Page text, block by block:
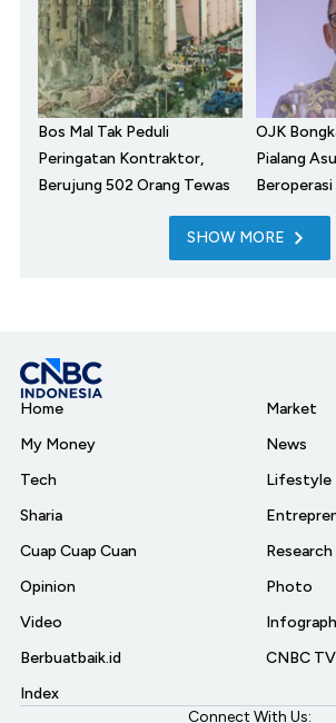
Bos Mal Tak Peduli
Peringatan Kontraktor,
Berujung 502 Orang Tewas
OJK
Pialang
Beroperasi
SHOW MORE
Home
My Money
Tech
Sharia
Cuap Cuap Cuan
Opinion
Video
Berbuatbaik.id
Index
Market
News
Lifestyle
Research
Photo
CNBC TV
Connect With Us: